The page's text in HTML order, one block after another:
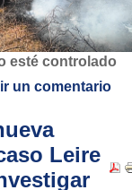
esté controlado
un comentario
Leire